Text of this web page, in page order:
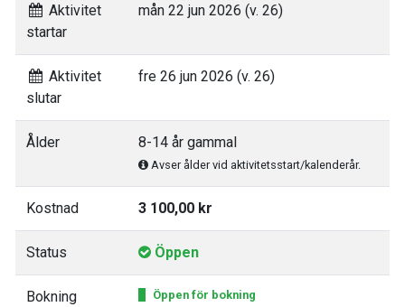
Aktivitet
startar
mån 22 jun 2026 (v. 26)
Aktivitet
slutar
fre 26 jun 2026 (v. 26)
Ålder 8-14 år gammal
Avser ålder vid aktivitetsstart/kalenderår.
Kostnad 3 100,00 kr
Status Öppen
Bokning Öppen för bokning